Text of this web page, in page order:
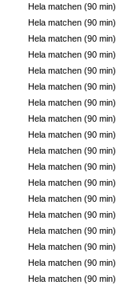
Hela matchen (90 min)
Hela matchen (90 min)
Hela matchen (90 min)
Hela matchen (90 min)
Hela matchen (90 min)
Hela matchen (90 min)
Hela matchen (90 min)
Hela matchen (90 min)
Hela matchen (90 min)
Hela matchen (90 min)
Hela matchen (90 min)
Hela matchen (90 min)
Hela matchen (90 min)
Hela matchen (90 min)
Hela matchen (90 min)
Hela matchen (90 min)
Hela matchen (90 min)
Hela matchen (90 min)